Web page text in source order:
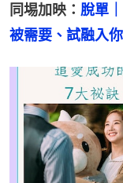
同埸加映： 脫單
被需要、試融入